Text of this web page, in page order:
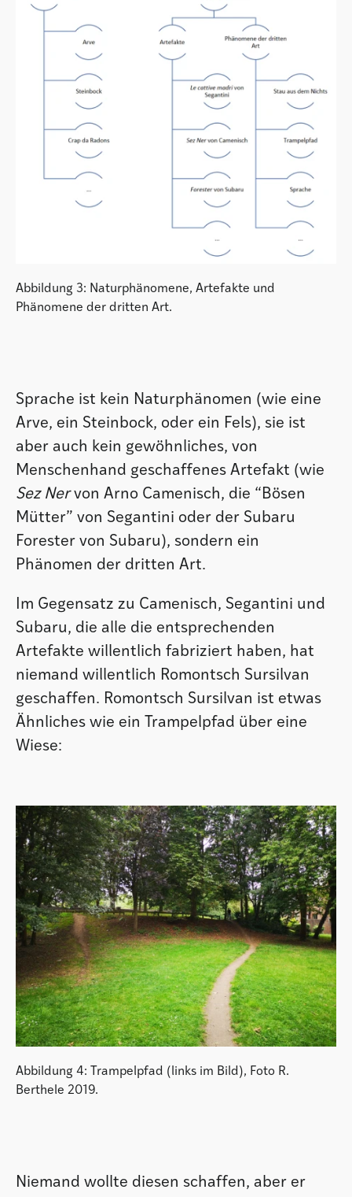
Abbildung 3: Naturphänomene, Artefakte und
Phänomene der dritten Art.
Sprache ist kein Naturphänomen (wie eine
Arve, ein Steinbock, oder ein Fels), sie ist
aber auch kein gewöhnliches, von
Menschenhand geschaffenes Artefakt (wie
Sez Nervon Arno Camenisch, die “Bösen
Mütter” von Segantini oder der Subaru
Forester von Subaru), sondern ein
Phänomen der dritten Art.
Im Gegensatz zu Camenisch, Segantini und
Subaru, die alle die entsprechenden
Artefakte willentlich fabriziert haben, hat
niemand willentlich Romontsch Sursilvan
geschaffen. Romontsch Sursilvan ist etwas
Ähnliches wie ein Trampelpfad über eine
Wiese:
Abbildung 4: Trampelpfad (links im Bild), Foto R.
Berthele 2019.
Niemand wollte diesen schaffen, aber er